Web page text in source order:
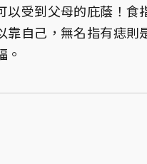
以受到父母的庇蔭！食
靠自己，無名指有痣則
。